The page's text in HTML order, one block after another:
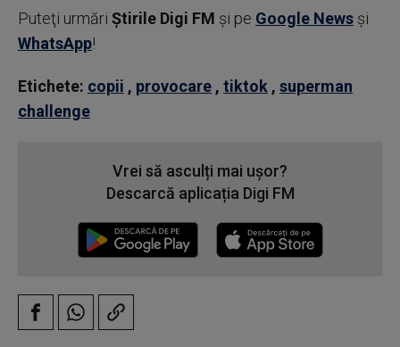
Puteţi urmări Știrile Digi FM şi pe Google News şi
WhatsApp!
Etichete: copii , provocare , tiktok , superman
challenge
Vrei să asculți mai ușor?
Descarcă aplicația Digi FM